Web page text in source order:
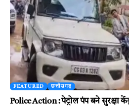
FEATURED छत्तीसगढ़
Police Action : पेट्रोल पंप बने सुरक्षा